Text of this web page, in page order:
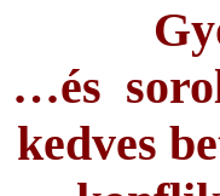
…és
kedves